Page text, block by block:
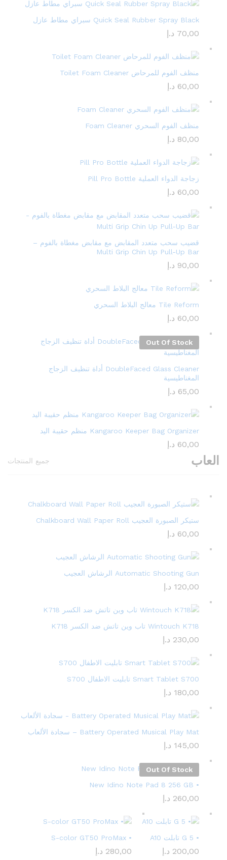
Quick Seal Rubber Spray Black سبراي مطاط عازل
70,00 د.إ
منظف الفوم للمرحاض Toilet Foam Cleaner
60,00 د.إ
منظف الفوم السحري Foam Cleaner
80,00 د.إ
زجاجة الدواء العملية Pill Pro Bottle
60,00 د.إ
قضيب سحب متعدد المقابض مع مقابض مغطاة بالفوم –
Multi Grip Chin Up Pull-Up Bar
90,00 د.إ
Tile Reform معالج البلاط السحري
60,00 د.إ
Out Of Stock
DoubleFaced Glass Cleaner أداة تنظيف الزجاج
المغناطيسية
65,00 د.إ
Kangaroo Keeper Bag Organizer منظم حقيبة اليد
60,00 د.إ
العاب جميع المنتجات
ستيكر الصبورة العجيب Chalkboard Wall Paper Roll
60,00 د.إ
Automatic Shooting Gun الرشاش العجيب
120,00 د.إ
Wintouch K718 تاب وين تاتش ضد الكسر K718
230,00 د.إ
Smart Tablet S700 تابليت الاطفال S700
180,00 د.إ
Battery Operated Musical Play Mat – سجادة الألعاب
145,00 د.إ
Out Of Stock
• New Idino Note Pad 8 256 GB
260,00 د.إ
• 5 G تابلت A10
200,00 د.إ
• S-color GT50 ProMax
280,00 د.إ